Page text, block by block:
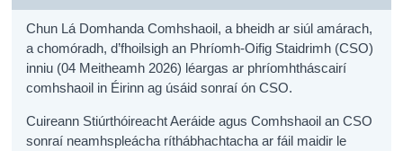
Chun Lá Domhanda Comhshaoil, a bheidh ar siúl amárach,
a chomóradh, d’fhoilsigh an Phríomh-Oifig Staidrimh (CSO)
inniu (04 Meitheamh 2026) léargas ar phríomhtháscairí
comhshaoil in Éirinn ag úsáid sonraí ón CSO.
Cuireann Stiúrthóireacht Aeráide agus Comhshaoil an CSO
sonraí neamhspleácha ríthábhachtacha ar fáil maidir le